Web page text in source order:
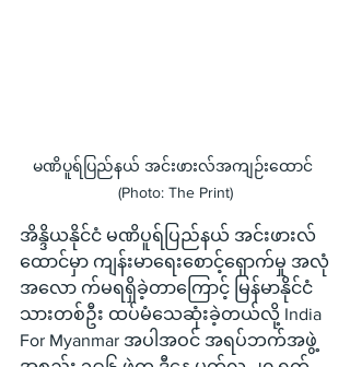
မဏိပူရ်ပြည်နယ် အင်းဖားလ်အကျဉ်းထောင်
(Photo: The Print)
အိန္ဒိယနိုင်ငံ မဏိပူရ်ပြည်နယ် အင်းဖားလ်
ထောင်မှာ ကျန်းမာရေးစောင့်ရှောက်မှု အလုံ
အလော က်မရရှိခဲ့တာကြောင့် မြန်မာနိုင်ငံ
သားတစ်ဦး ထပ်မံသေဆုံးခဲ့တယ်လို့ India
For Myanmar အပါအဝင် အရပ်ဘက်အဖွဲ့